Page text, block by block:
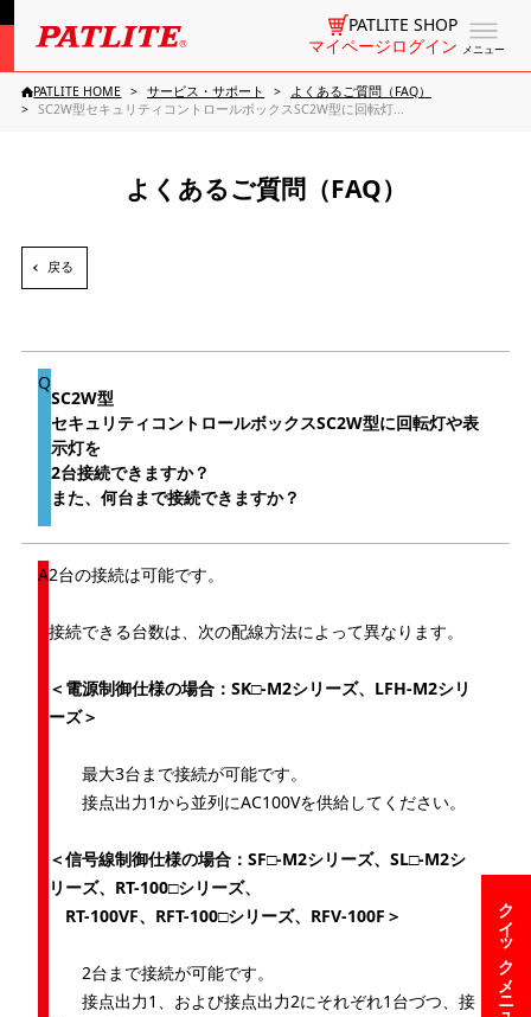
メニュー
PATLITE SHOP
マイページログイン
クイックメニュー
PATLITE HOME サービス・サポート
よくあるご質問（FAQ）
SC2W型セキュリティコントロールボックスSC2W型に回転灯...
よくあるご質問（FAQ）
戻る
SC2W型
セキュリティコントロールボックスSC2W型に回転灯や表
示灯を
2台接続できますか？
また、何台まで接続できますか？
2台の接続は可能です。
接続できる台数は、次の配線方法によって異なります。
＜電源制御仕様の場合：SK□-M2シリーズ、LFH-M2シリ
ーズ＞
最大3台まで接続が可能です。
接点出力1から並列にAC100Vを供給してください。
＜信号線制御仕様の場合：SF□-M2シリーズ、SL□-M2シ
リーズ、RT-100□シリーズ、
RT-100VF、RFT-100□シリーズ、RFV-100F＞
2台まで接続が可能です。
接点出力1、および接点出力2にそれぞれ1台づつ、接